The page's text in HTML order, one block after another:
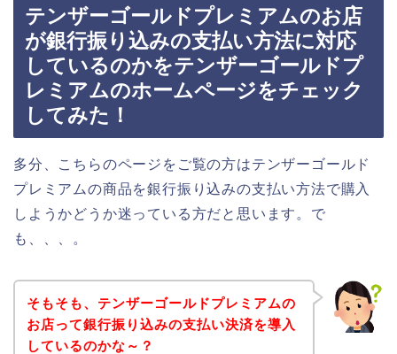
テンザーゴールドプレミアムのお店
が銀行振り込みの支払い方法に対応
しているのかをテンザーゴールドプ
レミアムのホームページをチェック
してみた！
多分、こちらのページをご覧の方はテンザーゴールド
プレミアムの商品を銀行振り込みの支払い方法で購入
しようかどうか迷っている方だと思います。で
も、、、。
そもそも、テンザーゴールドプレミアムの
お店って銀行振り込みの支払い決済を導入
しているのかな～？